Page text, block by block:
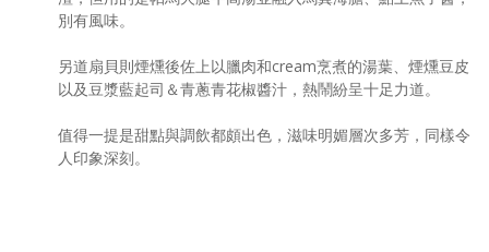
別有風味。
另道扇貝則煙燻後佐上以臘肉和cream烹煮的湯葉、煙燻豆皮
以及豆漿藍起司＆青蔥青花椒醬汁，熱鬧紛呈十足力道。
值得一提是甜點與調飲都頗出色，滋味明媚層次多芳，同樣令
人印象深刻。